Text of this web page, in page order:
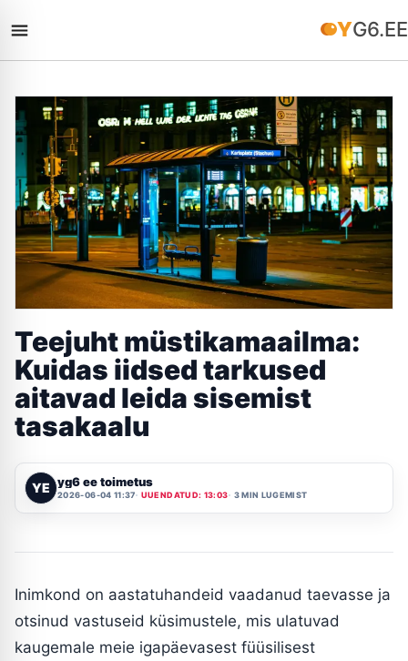
YG6.EE
Teejuht müstikamaailma:
Kuidas iidsed tarkused
aitavad leida sisemist
tasakaalu
YE yg6 ee toimetus
2026-06-04 11:37 UUENDATUD: 13:03 3 MIN LUGEMIST
Inimkond on aastatuhandeid vaadanud taevasse ja
otsinud vastuseid küsimustele, mis ulatuvad
kaugemale meie igapäevasest füüsilisest